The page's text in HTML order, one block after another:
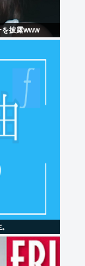
を披露www